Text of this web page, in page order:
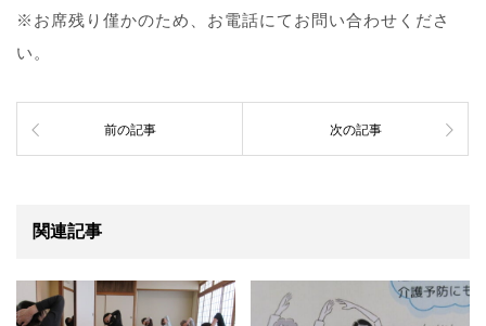
※お席残り僅かのため、お電話にてお問い合わせくださ
い。
前の記事 次の記事
関連記事